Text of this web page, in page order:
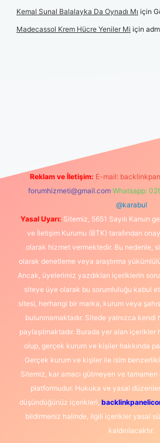
Kemal Sunal Balalayka Da Oynadı Mı için
Madecassol Krem Hücre Yeniler Mi için
Reklam ve İletişim: E-mail:
forumhizmeti@gmail.com Whatsapp:
@karabul
Yasal Uyarı: Sitemiz, 5651 Sayılı Kanun
ve İletişim Kurumu (BTK) tarafından
olarak hizmet vermektedir. Bu nedenle,
olarak denetleme veya araştırma
Ancak, üyelerimiz yazdıkları içeriklerin
siteye üye olarak bu sorumluluğu kabul
sitesi, herhangi bir marka, kurum veya
bulunmamaktadır. Sitede yalnızca kendi
paylaşılmaktadır. Burada yer alan içerikler
olup, gerçek kurum ve kişiler hakkında
Gerçek kurum ve kişiler ile isim
Sitemiz, kar amacı gütmeyen ve
platformudur. Hukuka ve yasal
düşündüğünüz içerikleri,
bildirmeniz halinde, ilgili içerikler yasal
kaldırılacaktır.